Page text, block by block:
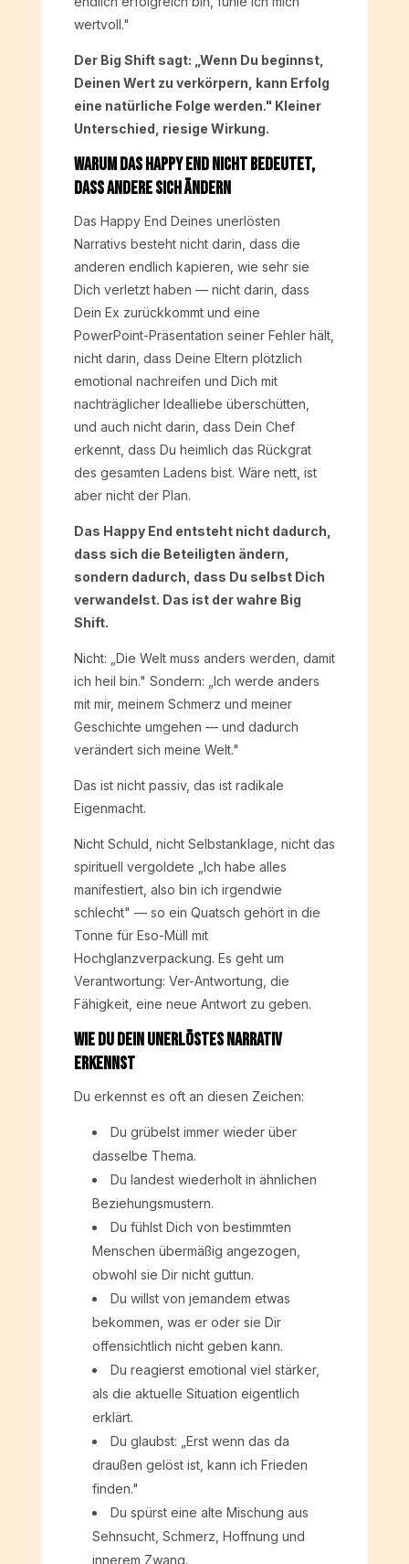
wertvoll."
Der Big Shift sagt: „Wenn Du beginnst,
Deinen Wert zu verkörpern, kann Erfolg
eine natürliche Folge werden." Kleiner
Unterschied, riesige Wirkung.
Warum das Happy End nicht bedeutet,
dass andere sich ändern
Das Happy End Deines unerlösten
Narrativs besteht nicht darin, dass die
anderen endlich kapieren, wie sehr sie
Dich verletzt haben — nicht darin, dass
Dein Ex zurückkommt und eine
PowerPoint-Präsentation seiner Fehler hält,
nicht darin, dass Deine Eltern plötzlich
emotional nachreifen und Dich mit
nachträglicher Idealliebe überschütten,
und auch nicht darin, dass Dein Chef
erkennt, dass Du heimlich das Rückgrat
des gesamten Ladens bist. Wäre nett, ist
aber nicht der Plan.
Das Happy End entsteht nicht dadurch,
dass sich die Beteiligten ändern,
sondern dadurch, dass Du selbst Dich
verwandelst. Das ist der wahre Big
Shift.
Nicht: „Die Welt muss anders werden, damit
ich heil bin." Sondern: „Ich werde anders
mit mir, meinem Schmerz und meiner
Geschichte umgehen — und dadurch
verändert sich meine Welt."
Das ist nicht passiv, das ist radikale
Eigenmacht.
Nicht Schuld, nicht Selbstanklage, nicht das
spirituell vergoldete „Ich habe alles
manifestiert, also bin ich irgendwie
schlecht" — so ein Quatsch gehört in die
Tonne für Eso-Müll mit
Hochglanzverpackung. Es geht um
Verantwortung: Ver-Antwortung, die
Fähigkeit, eine neue Antwort zu geben.
Wie Du Dein unerlöstes Narrativ
erkennst
Du erkennst es oft an diesen Zeichen:
Du grübelst immer wieder über
dasselbe Thema.
Du landest wiederholt in ähnlichen
Beziehungsmustern.
Du fühlst Dich von bestimmten
Menschen übermäßig angezogen,
obwohl sie Dir nicht guttun.
Du willst von jemandem etwas
bekommen, was er oder sie Dir
offensichtlich nicht geben kann.
Du reagierst emotional viel stärker,
als die aktuelle Situation eigentlich
erklärt.
Du glaubst: „Erst wenn das da
draußen gelöst ist, kann ich Frieden
finden."
Du spürst eine alte Mischung aus
Sehnsucht, Schmerz, Hoffnung und
innerem Zwang.